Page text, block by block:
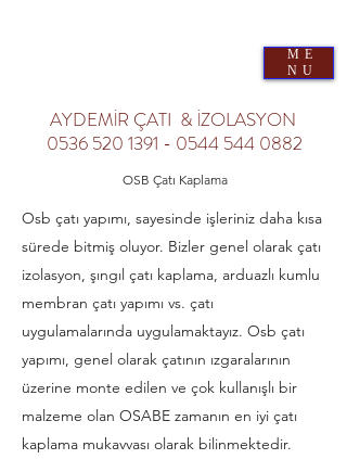
ME
NU
AYDEMİR ÇATI & İZOLASYON
0536 520 1391 - 0544 544 0882
OSB Çatı Kaplama
Osb çatı yapımı, sayesinde işleriniz daha kısa
sürede bitmiş oluyor. Bizler genel olarak çatı
izolasyon, şıngıl çatı kaplama, arduazlı kumlu
membran çatı yapımı vs. çatı
uygulamalarında uygulamaktayız. Osb çatı
yapımı, genel olarak çatının ızgaralarının
üzerine monte edilen ve çok kullanışlı bir
malzeme olan OSABE zamanın en iyi çatı
kaplama mukavvası olarak bilinmektedir.